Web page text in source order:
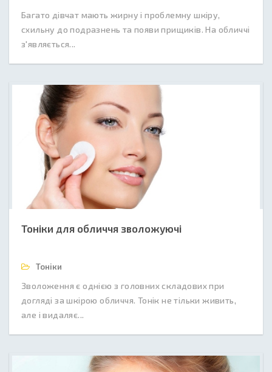
Багато дівчат мають жирну і проблемну шкіру,
схильну до подразнень та появи прищиків. На обличчі
з'являється...
Тоніки для обличчя зволожуючі
Тоніки
Зволоження є однією з головних складових при
догляді за шкірою обличчя. Тонік не тільки живить,
але і видаляє...